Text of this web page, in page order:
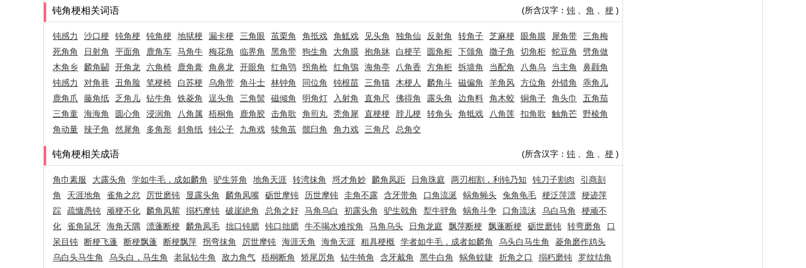
钝角梗相关词语 (所含汉字： 钝 角 梗 )
钝感力 沙口梗 钝角梗 钝角梗 地狱梗 漏卡梗 三角眼 茧栗角 角抵戏 角觝戏 见头角 独角仙 反射角 转角子 芝麻梗 眼角膜 犀角带
三角梅
死角角
日射角 平面角 鹿角车 马角牛 梅花角 临界角 黑角带 狗生角 大角膜 抱角牀 白梗芋 圆角柜 下颌角 撒子角 切角柜 蛇豆角
劈角做
木角乡
麟角鬭 开角龙 六角椅 鹿角膏 角鼻龙 开眼角 红角鸮 拐角枪 红角鴞 海角亭 八角香 方角柜 拆墙角 当配角 八角乌 当主角
鼻颧角
钝感力
对角巷 丑角脸 笔梗椅 白苏梗 乌角带 角斗士 林钟角 同位角 钝根苗 三角猫 木梗人 麟角斗 磁偏角 羊角风 方位角 外错角
乖角儿
鹿角爪
藤角纸 乏角儿 钻牛角 铁菱角 逞头角 三角髻 磁倾角 明角灯 入射角 直角尺 佛得角 露头角 边角料 角木蛟 铜角子 角头巾
五角茄
三角童
海海角 圆心角 浸润角 八角属 梧桐角 鹿角胶 击角歌 角煎丸 秃角犀 直梗梗 脖儿梗 转角头 角牴戏 八角莲 扣角歌 触角芒
野棱角
角动量
辣子角 然犀角 多角形 斜角纸 钝公子 九角戏 犊角茧 髋臼角 角力戏 三角尺 总角交
钝角梗相关成语 (所含汉字： 钝 角 梗 )
角巾素服 大露头角 学如牛毛，成如麟角 驴生笄角 地角天涯 转湾抹角 埒才角妙 麟角凤距 日角珠庭 两刃相割，利钝乃知 钝刀子割肉
引商刻
角
天涯地角 雀角之忿 厉世磨钝 显露头角 麟角凤嘴 砺世摩钝 历世摩钝 圭角不露 含牙带角 口角流涎 蜗角蝇头 兔角龟毛 梗泛萍漂
梗迹萍
踪
疏慵愚钝 顽梗不化 麟角凤觜 搦朽摩钝 破崖絶角 总角之好 马角乌白 初露头角 驴生戟角 犁牛骍角 蜗角斗争 口角流沫 乌白马角
梗顽不
化
雀角鼠牙 海角天隅 漂蓬断梗 麟角凤毛 拙口钝腮 钝口拙腮 牛不喝水难按角 马角乌头 日角龙庭 飘萍断梗 飘蓬断梗 砺世磨钝 转弯磨角
口
呆目钝
断梗飞蓬 断梗飘蓬 断梗飘萍 拐弯抹角 厉世摩钝 海涯天角 海角天涯 粗具梗概 学者如牛毛，成者如麟角 乌头白马生角
菱角磨作鸡头
乌白头马生角
乌头白，马生角 老鼠钻牛角 敌力角气 梧桐断角 矫尾厉角 钻牛犄角 含牙戴角 黑牛白角 蜗角蚊睫 折角之口 搦朽磨钝 罗纹结角